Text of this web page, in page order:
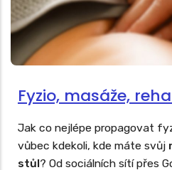
Fyzio, masáže,
Jak co nejlépe propagovat
vůbec kdekoli, kde máte svůj
stůl? Od sociálních sítí přes